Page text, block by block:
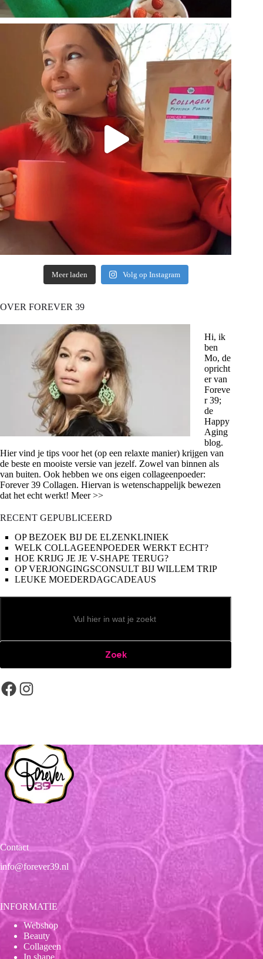
Meer laden Volg op Instagram
OVER FOREVER 39
Hi, ik
ben
Mo, de
opricht
er van
Foreve
r 39;
de
Happy
Aging
blog.
Hier vind je tips voor het (op een relaxte manier) krijgen van
de beste en mooiste versie van jezelf. Zowel van binnen als
van buiten. Ook hebben we ons eigen collageenpoeder:
Forever 39 Collagen. Hiervan is wetenschappelijk bewezen
dat het echt werkt! Meer >>
RECENT GEPUBLICEERD
OP BEZOEK BIJ DE ELZENKLINIEK
WELK COLLAGEENPOEDER WERKT ECHT?
HOE KRIJG JE JE V-SHAPE TERUG?
OP VERJONGINGSCONSULT BIJ WILLEM TRIP
LEUKE MOEDERDAGCADEAUS
Zoeken
Zoek
Facebook
Instagram
Contact
info@forever39.nl
INFORMATIE
Webshop
Beauty
Collageen